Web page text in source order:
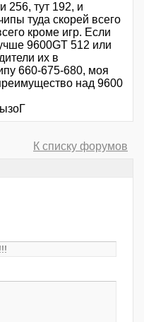
256, тут 192, и
туда скорей всего
кроме игр. Если
9600GT 512 или
их в
660-675-680, моя
над 9600
К списку форумов